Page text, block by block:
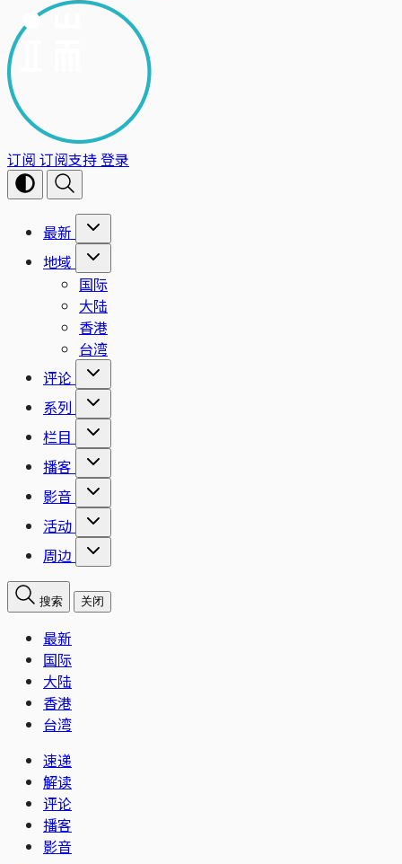
订阅 订阅支持登录
最新
地域
国际
大陆
香港
台湾
评论
系列
栏目
播客
影音
活动
周边
搜索 关闭
最新
国际
大陆
香港
台湾
速递
解读
评论
播客
影音